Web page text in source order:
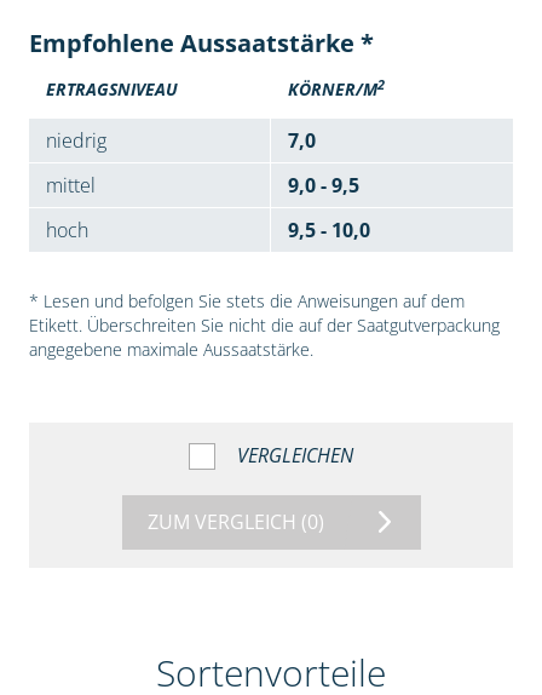
Empfohlene Aussaatstärke *
ERTRAGSNIVEAU KÖRNER/M2
niedrig
7,0
mittel
9,0 - 9,5
hoch
9,5 - 10,0
* Lesen und befolgen Sie stets die Anweisungen auf dem
Etikett. Überschreiten Sie nicht die auf der Saatgutverpackung
angegebene maximale Aussaatstärke.
VERGLEICHEN
ZUM VERGLEICH (0)
Sortenvorteile